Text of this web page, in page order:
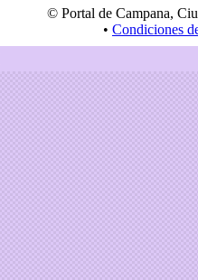
© Portal de Campana,
• Condiciones